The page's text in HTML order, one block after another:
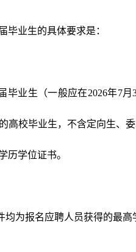
业生的具体要求是：
毕业生（一般应在2026年7月
高校毕业生，不含定向生、
历学位证书。
均为报名应聘人员获得的最高